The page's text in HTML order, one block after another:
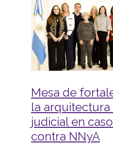
Mesa de
la
judicial en
contra NNyA